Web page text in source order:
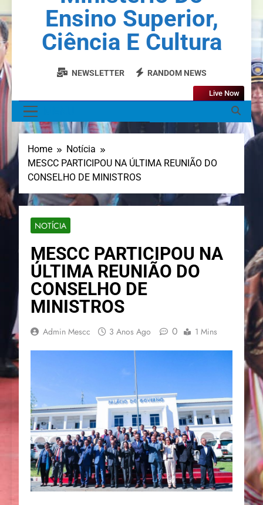
Ensino Superior,
Ciência E Cultura
NEWSLETTER RANDOM NEWS
Live Now
Home
Notícia
MESCC PARTICIPOU NA ÚLTIMA REUNIÃO DO
CONSELHO DE MINISTROS
NOTÍCIA
MESCC PARTICIPOU NA
ÚLTIMA REUNIÃO DO
CONSELHO DE
MINISTROS
Admin Mescc 3 Anos Ago 0 1 Mins